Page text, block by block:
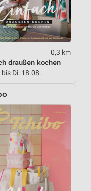
0,3 km
draußen kochen
Di. 18.08.